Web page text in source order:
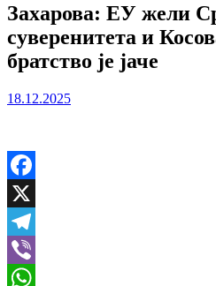
Захарова: ЕУ жели
суверенитета и
братство је јаче
18.12.2025
Facebook
X
Telegram
Viber